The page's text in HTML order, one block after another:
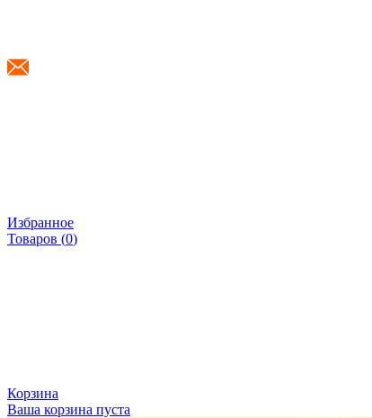
Избранное
Товаров (0)
Корзина
Ваша корзина пуста